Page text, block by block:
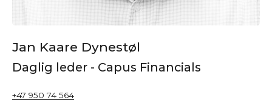
Jan Kaare Dynestøl
Daglig leder - Capus Financials
+47 950 74 564